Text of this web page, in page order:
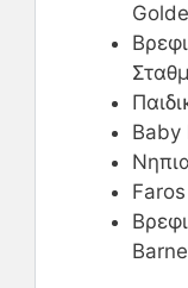
Baby